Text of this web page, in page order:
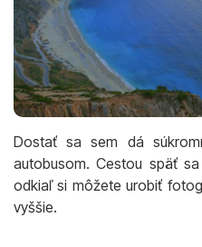
Dostať sa sem dá
autobusom. Cestou späť
odkiaľ si môžete urobiť
vyššie.